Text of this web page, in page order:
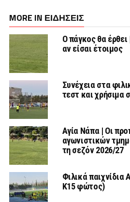
MORE IN ΕΙΔΗΣΕΙΣ
Ο πάγκος θα
αν είσαι έτοιμος
Συνέχεια στα
τεστ και χρήσιμα
Αγία Νάπα | Οι
αγωνιστικών
τη σεζόν 2026/27
Φιλικά
Κ15 φώτος)